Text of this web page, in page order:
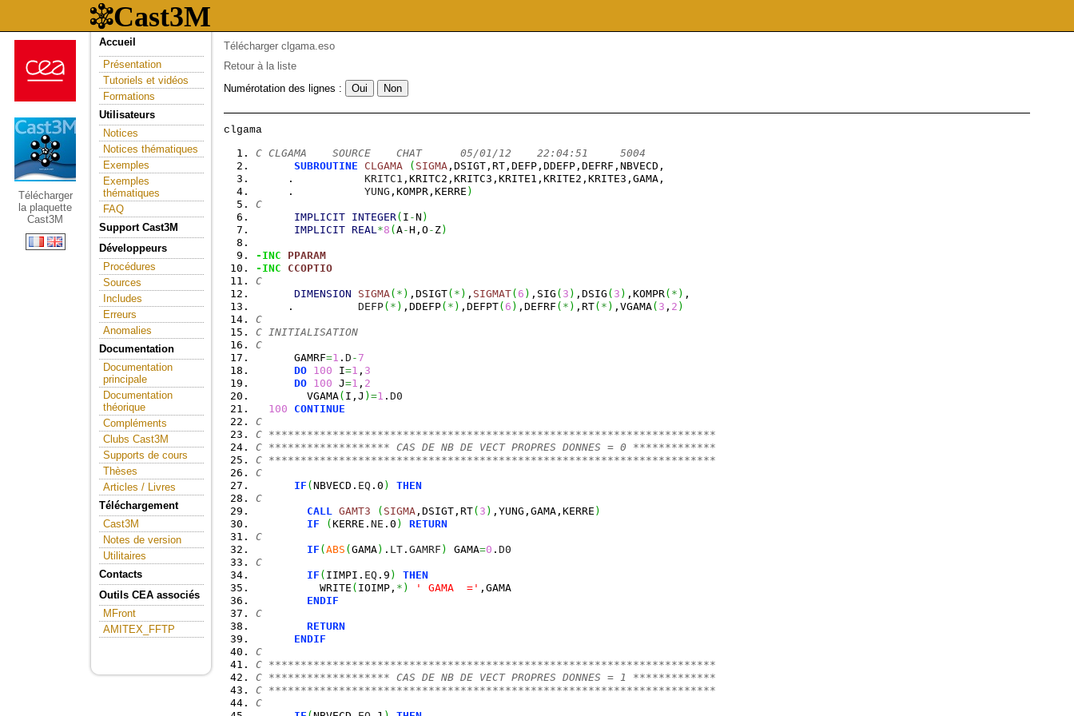
Télécharger
la plaquette
Cast3M
Accueil
Présentation
Tutoriels et vidéos
Formations
Utilisateurs
Notices
Notices thématiques
Exemples
Exemples
thématiques
FAQ
Support Cast3M
Développeurs
Procédures
Sources
Includes
Erreurs
Anomalies
Documentation
Documentation
principale
Documentation
théorique
Compléments
Clubs Cast3M
Supports de cours
Thèses
Articles / Livres
Téléchargement
Cast3M
Notes de version
Utilitaires
Contacts
Outils CEA associés
MFront
AMITEX_FFTP
Télécharger clgama.eso
Retour à la liste
Numérotation des lignes :
C CLGAMA    SOURCE    CHAT      05/01/12    22:04:51     5004
SUBROUTINE
CLGAMA ( SIGMA ,DSIGT,RT,DEFP,DDEFP,DEFRF,NBVECD,
     .
KRITC1 ,KRITC2,KRITC3,KRITE1,KRITE2,KRITE3,GAMA,
     .
YUNG ,KOMPR,KERRE )
C
IMPLICIT INTEGER( I -N )
IMPLICIT REAL *8 (A-H,O - Z)
-INC
PPARAM
-INC
CCOPTIO
C
DIMENSION
SIGMA ( * ) ,DSIGT( * ) , SIGMAT( 6 ) ,SIG ( 3 ) ,DSIG ( 3 ) ,KOMPR( * ) ,
     .
DEFP( * ) ,DDEFP( * ) ,DEFPT( 6 ) ,DEFRF ( * ) ,RT( * ) ,VGAMA( 3 , 2 )
C
C INITIALISATION
C
      GAMRF
=1 . D - 7
DO 100 I=1 , 3
DO 100 J=1 , 2
        VGAMA
( I,J ) =1 . D0
100
CONTINUE
C
C **********************************************************************
C ******************* CAS DE NB DE VECT PROPRES DONNES = 0 *************
C **********************************************************************
C
IF (NBVECD. EQ .0 )
THEN
C
CALL
GAMT3 ( SIGMA ,DSIGT,RT( 3 ) ,YUNG,GAMA,KERRE )
IF
(KERRE. NE .0 )
RETURN
C
IF (ABS (GAMA) . LT . GAMRF ) GAMA=0 . D0
C
IF ( IIMPI. EQ .9 )
THEN
          WRITE
( IOIMP, * ) ' GAMA  =' ,GAMA
ENDIF
C
RETURN
ENDIF
C
C **********************************************************************
C ******************* CAS DE NB DE VECT PROPRES DONNES = 1 *************
C **********************************************************************
C